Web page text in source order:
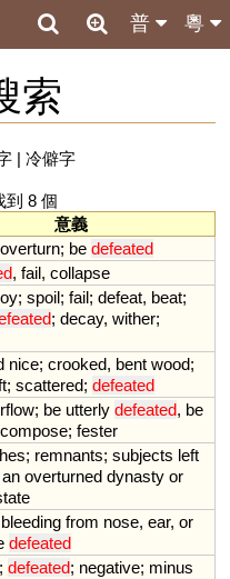
粵
普
索
| 冷僻字
到 8 個
意義
overturn; be defeated
, fail, collapse
; spoil; fail; defeat, beat;
; decay, wither;
nice; crooked, bent wood;
; scattered; defeated
; be utterly defeated, be
; fester
; remnants; subjects left
an overturned dynasty or
bleeding from nose, ear, or
defeated
; defeated; negative; minus